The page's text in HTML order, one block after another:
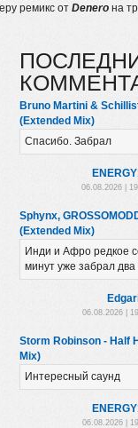
ремикс от Denero на
Bruno Martini &
(Extended Mix)
Спасибо. Забрал
06.08.2026 |
Sphynx,
(Extended Mix)
Инди и Афро редкое
минут уже забрал два
06.08.2026 |
Storm Robinson - Half
Mix)
Интересный саунд
06.08.2026 |